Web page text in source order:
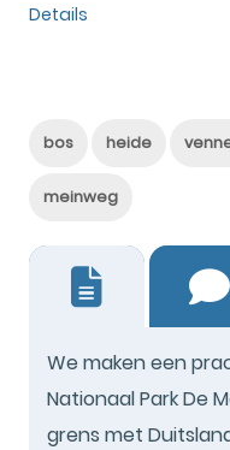
Details
bos heide
meinweg
We maken een
Nationaal Park De
grens met